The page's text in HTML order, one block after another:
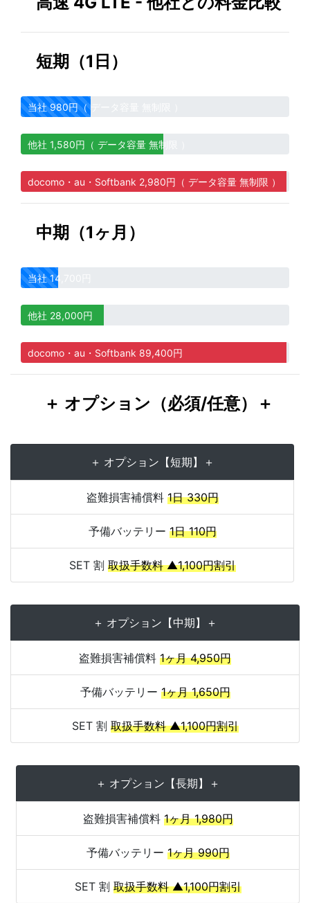
短期（1日）
当社 980円（ データ容量 無制限 ）
他社 1,580円（ データ容量 無制限 ）
docomo・au・Softbank 2,980円（ データ容量 無制限 ）
中期（1ヶ月）
当社 14,700円
他社 28,000円
docomo・au・Softbank 89,400円
＋ オプション（必須/任意）＋
＋ オプション【短期】＋
盗難損害補償料 1日 330円
予備バッテリー 1日 110円
SET 割 取扱手数料 ▲1,100円割引
＋ オプション【中期】＋
盗難損害補償料 1ヶ月 4,950円
予備バッテリー 1ヶ月 1,650円
SET 割 取扱手数料 ▲1,100円割引
＋ オプション【長期】＋
盗難損害補償料 1ヶ月 1,980円
予備バッテリー 1ヶ月 990円
SET 割 取扱手数料 ▲1,100円割引